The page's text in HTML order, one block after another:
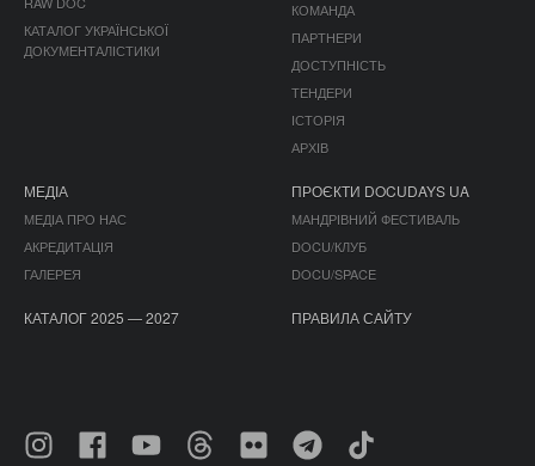
КАТАЛОГ УКРАЇНСЬКОЇ
ДОКУМЕНТАЛІСТИКИ
КОМАНДА
ПАРТНЕРИ
ДОСТУПНІСТЬ
ТЕНДЕРИ
ІСТОРІЯ
АРХІВ
МЕДІА
МЕДІА ПРО НАС
АКРЕДИТАЦІЯ
ГАЛЕРЕЯ
ПРОЄКТИ DOCUDAYS UA
МАНДРІВНИЙ ФЕСТИВАЛЬ
DOCU/КЛУБ
DOCU/SPACE
КАТАЛОГ 2025 — 2027 ПРАВИЛА САЙТУ